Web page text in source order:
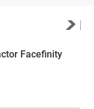
Facefinity